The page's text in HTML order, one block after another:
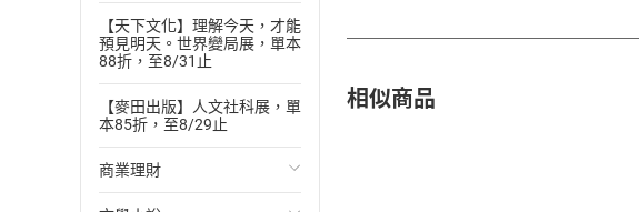
【天下文化】理解今天，才能
預見明天。世界變局展，單本
88折，至8/31止
【麥田出版】人文社科展，單
本85折，至8/29止
商業理財
相似商品